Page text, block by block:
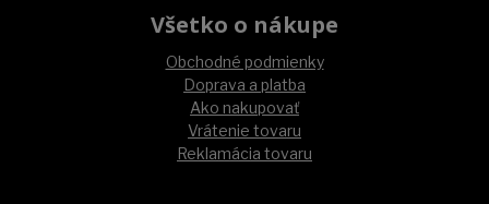
Všetko o nákupe
Obchodné podmienky
Doprava a platba
Ako nakupovať
Vrátenie tovaru
Reklamácia tovaru